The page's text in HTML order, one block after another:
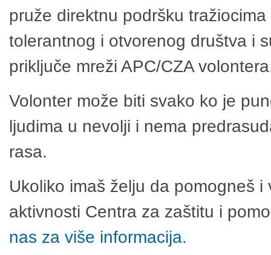
pruže direktnu podršku
tolerantnog i otvorenog društva i
priključe mreži APC/CZA
Volonter može biti svako ko je
ljudima u nevolji i nema
rasa.
Ukoliko imaš želju da pomogneš
aktivnosti Centra za zaštitu i
nas za više informacija.